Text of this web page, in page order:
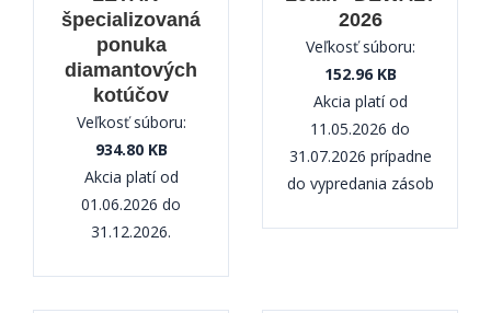
špecializovaná
ponuka
diamantových
kotúčov
Veľkosť súboru:
934.80 KB
Akcia platí od
01.06.2026 do
31.12.2026.
2026
Veľkosť súboru:
152.96 KB
Akcia platí od
11.05.2026 do
31.07.2026 prípadne
do vypredania zásob